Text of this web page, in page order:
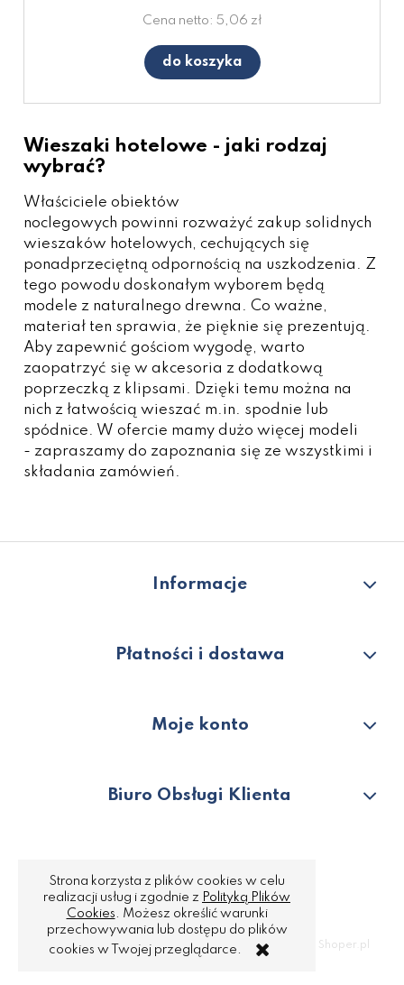
Strona korzysta z plików cookies w celu
realizacji usług i zgodnie z Polityką Plików
Cookies . Możesz określić warunki
przechowywania lub dostępu do plików
cookies w Twojej przeglądarce.
Cena netto: 5,06 zł
do koszyka
Wieszaki hotelowe - jaki rodzaj
wybrać?
Właściciele obiektów
noclegowych powinni rozważyć zakup solidnych
wieszaków hotelowych, cechujących się
ponadprzeciętną odpornością na uszkodzenia. Z
tego powodu doskonałym wyborem będą
modele z naturalnego drewna. Co ważne,
materiał ten sprawia, że pięknie się prezentują.
Aby zapewnić gościom wygodę, warto
zaopatrzyć się w akcesoria z dodatkową
poprzeczką z klipsami. Dzięki temu można na
nich z łatwością wieszać m.in. spodnie lub
spódnice. W ofercie mamy dużo więcej modeli
- zapraszamy do zapoznania się ze wszystkimi i
składania zamówień.
Informacje
Płatności i dostawa
Moje konto
Biuro Obsługi Klienta
Copyright © 2022 Quality Hotel Supply
Strony www Poznań DesignOrka |Sklep internetowy Shoper.pl